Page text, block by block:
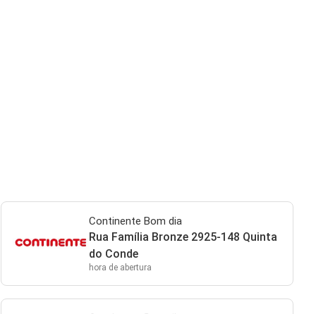
Continente Bom dia
Rua Família Bronze 2925-148 Quinta
do Conde
hora de abertura